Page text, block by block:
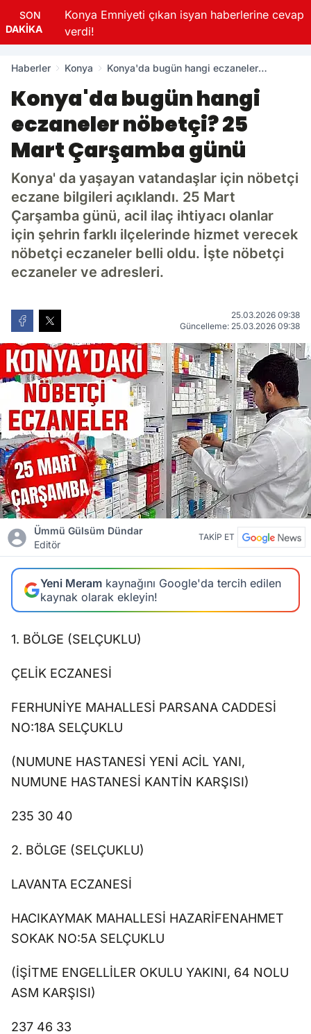
SON
DAKİKA
Konya Emniyeti çıkan isyan haberlerine cevap
verdi!
Haberler Konya
Konya'da bugün hangi eczaneler
Konya'da bugün hangi
eczaneler nöbetçi? 25
Mart Çarşamba günü
Konya' da yaşayan vatandaşlar için nöbetçi
eczane bilgileri açıklandı. 25 Mart
Çarşamba günü, acil ilaç ihtiyacı olanlar
için şehrin farklı ilçelerinde hizmet verecek
nöbetçi eczaneler belli oldu. İşte nöbetçi
eczaneler ve adresleri.
25.03.2026 09:38
Güncelleme: 25.03.2026 09:38
Ümmü Gülsüm Dündar
Editör
TAKİP ET
Yeni Meram kaynağını Google'da tercih edilen
kaynak olarak ekleyin!
1. BÖLGE (SELÇUKLU)
ÇELİK ECZANESİ
FERHUNİYE MAHALLESİ PARSANA CADDESİ
NO:18A SELÇUKLU
(NUMUNE HASTANESİ YENİ ACİL YANI,
NUMUNE HASTANESİ KANTİN KARŞISI)
235 30 40
2. BÖLGE (SELÇUKLU)
LAVANTA ECZANESİ
HACIKAYMAK MAHALLESİ HAZARİFENAHMET
SOKAK NO:5A SELÇUKLU
(İŞİTME ENGELLİLER OKULU YAKINI, 64 NOLU
ASM KARŞISI)
237 46 33